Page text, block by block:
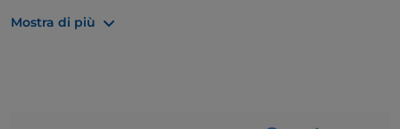
raggiungeva il Forte dell’
Mostra di più